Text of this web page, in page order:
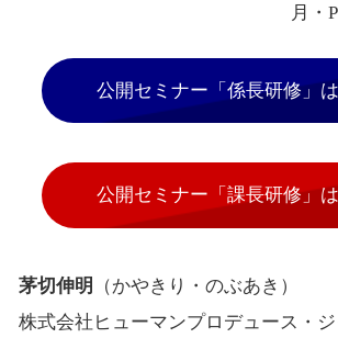
月・
公開セミナー「係長研修」
公開セミナー「課長研修」
茅切伸明 （かやきり・のぶあき）
株式会社ヒューマンプロデュース・